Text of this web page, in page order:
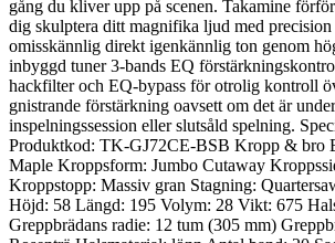
gång du kliver upp på scenen. Takamine
dig skulptera ditt magnifika ljud med precision
omisskännlig direkt igenkännlig ton genom
inbyggd tuner 3-bands EQ
hackfilter och EQ-bypass för otrolig kontroll
gnistrande förstärkning oavsett om det är
inspelningssession eller slutsåld spelning.
Produktkod: TK-GJ72CE-BSB Kropp & bro
Maple Kroppsform: Jumbo Cutaway
Kroppstopp: Massiv gran Stagning:
Höjd: 58 Längd: 195 Volym: 28 Vikt: 675
Greppbrädans radie: 12 tum (305 mm)